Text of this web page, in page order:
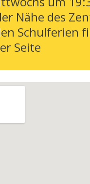
Nähe des
Schulferien
Seite